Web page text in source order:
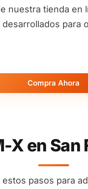
nuestra tienda en
para
Compra Ahora
X en
pasos para